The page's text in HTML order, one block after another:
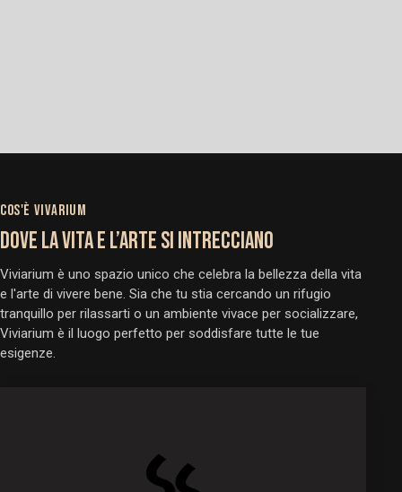
COS'È VIVARIUM
DOVE LA VITA E L’ARTE SI INTRECCIANO
Viviarium è uno spazio unico che celebra la bellezza della vita
e l'arte di vivere bene. Sia che tu stia cercando un rifugio
tranquillo per rilassarti o un ambiente vivace per socializzare,
Viviarium è il luogo perfetto per soddisfare tutte le tue
esigenze.